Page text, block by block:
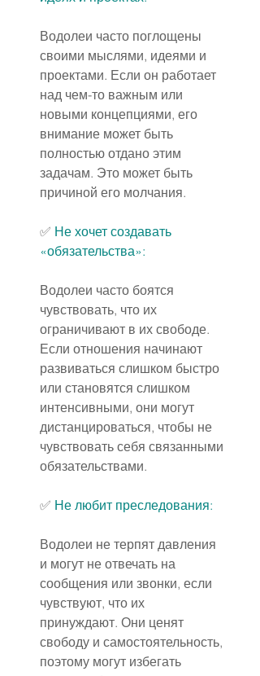
Водолеи часто поглощены
своими мыслями, идеями и
проектами. Если он работает
над чем-то важным или
новыми концепциями, его
внимание может быть
полностью отдано этим
задачам. Это может быть
причиной его молчания.
✅ Не хочет создавать
«обязательства»:
Водолеи часто боятся
чувствовать, что их
ограничивают в их свободе.
Если отношения начинают
развиваться слишком быстро
или становятся слишком
интенсивными, они могут
дистанцироваться, чтобы не
чувствовать себя связанными
обязательствами.
✅ Не любит преследования:
Водолеи не терпят давления
и могут не отвечать на
сообщения или звонки, если
чувствуют, что их
принуждают. Они ценят
свободу и самостоятельность,
поэтому могут избегать